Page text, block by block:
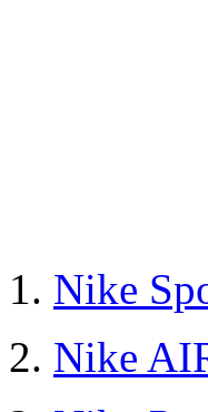
1. Nike
2. Nike